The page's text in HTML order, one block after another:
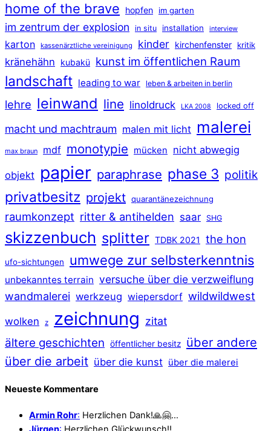
home of the brave hopfen im garten
im zentrum der explosion in situ installation interview
karton kassenärztliche vereinigung kinder kirchenfenster kritik
kränehähn kubakü kunst im öffentlichen Raum
landschaft leading to war leben & arbeiten in berlin
lehre leinwand line linoldruck LKA 2008 locked off
macht und machtraum malen mit licht malerei
max braun mdf monotypie mücken nicht abwegig
objekt papier paraphrase phase 3 politik
privatbesitz projekt quarantänezeichnung
raumkonzept ritter & antihelden saar SHG
skizzenbuch splitter TDBK 2021 the hon
ufo-sichtungen umwege zur selbsterkenntnis
unbekanntes terrain versuche über die verzweiflung
wandmalerei werkzeug wiepersdorf wildwildwest
wolken z zeichnung zitat
ältere geschichten öffentlicher besitz über andere
über die arbeit über die kunst über die malerei
Neueste Kommentare
Armin Rohr: Herzlichen Dank!🙏🤗…